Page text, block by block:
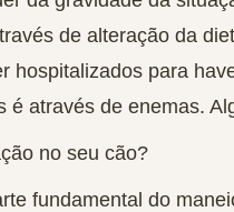
de alteração da
hospitalizados para
é através de enemas.
no seu cão?
fundamental do